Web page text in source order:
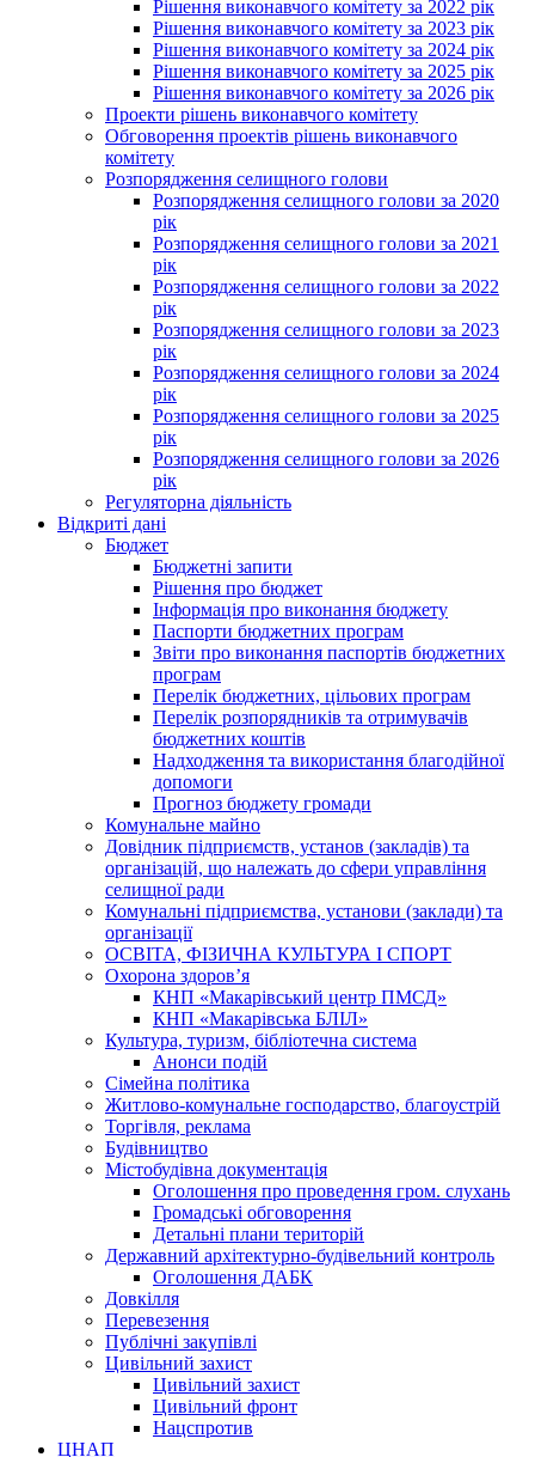
Рішення виконавчого комітету за 2022 рік
Рішення виконавчого комітету за 2023 рік
Рішення виконавчого комітету за 2024 рік
Рішення виконавчого комітету за 2025 рік
Рішення виконавчого комітету за 2026 рік
Проекти рішень виконавчого комітету
Обговорення проектів рішень виконавчого
комітету
Розпорядження селищного голови
Розпорядження селищного голови за 2020
рік
Розпорядження селищного голови за 2021
рік
Розпорядження селищного голови за 2022
рік
Розпорядження селищного голови за 2023
рік
Розпорядження селищного голови за 2024
рік
Розпорядження селищного голови за 2025
рік
Розпорядження селищного голови за 2026
рік
Регуляторна діяльність
Відкриті дані
Бюджет
Бюджетні запити
Рішення про бюджет
Інформація про виконання бюджету
Паспорти бюджетних програм
Звіти про виконання паспортів бюджетних
програм
Перелік бюджетних, цільових програм
Перелік розпорядників та отримувачів
бюджетних коштів
Надходження та використання благодійної
допомоги
Прогноз бюджету громади
Комунальне майно
Довідник підприємств, установ (закладів) та
організацій, що належать до сфери управління
селищної ради
Комунальні підприємства, установи (заклади) та
організації
ОСВІТА, ФІЗИЧНА КУЛЬТУРА І СПОРТ
Охорона здоров’я
КНП «Макарівський центр ПМСД»
КНП «Макарівська БЛІЛ»
Культура, туризм, бібліотечна система
Анонси подій
Сімейна політика
Житлово-комунальне господарство, благоустрій
Торгівля, реклама
Будівництво
Містобудівна документація
Оголошення про проведення гром. слухань
Громадські обговорення
Детальні плани територій
Державний архітектурно-будівельний контроль
Оголошення ДАБК
Довкілля
Перевезення
Публічні закупівлі
Цивільний захист
Цивільний захист
Цивільний фронт
Нацспротив
ЦНАП